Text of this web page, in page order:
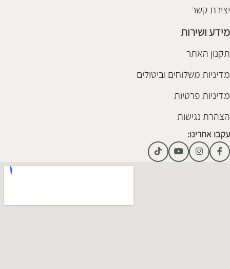
יצירת קשר
מידע ושירות
תקנון האתר
מדיניות משלוחים וביטולים
מדיניות פרטיות
הצהרת נגישות
עקבו אחרינו: